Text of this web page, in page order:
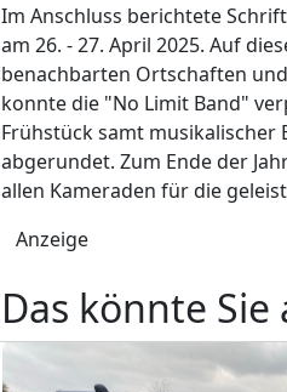
Im Anschluss berichtete
am 26. - 27. April 2025. Auf
benachbarten Ortschaften
konnte die "No Limit Band"
Frühstück samt musikalischer
abgerundet. Zum Ende der
allen Kameraden für die
Anzeige
Das könnte